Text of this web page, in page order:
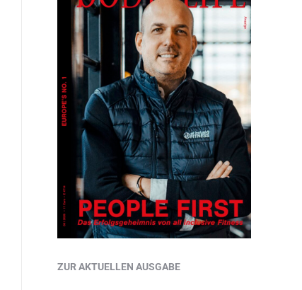
ZUR AKTUELLEN AUSGABE